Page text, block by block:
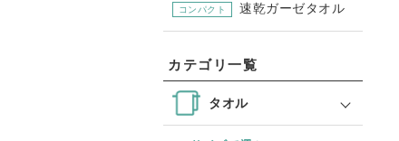
コンパクト 速乾ガーゼタオル
カテゴリ一覧
タオル